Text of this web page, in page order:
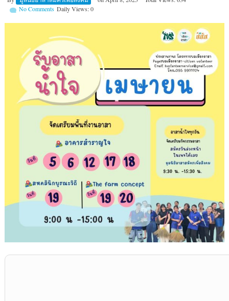
Daily Views: 0
No Comments